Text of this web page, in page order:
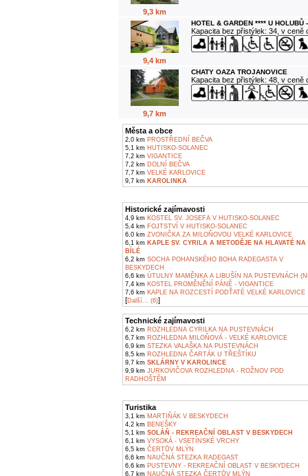
9,3 km
9,4 km
HOTEL & GARDEN **** U HOLUBŮ
Kapacita bez přistýlek: 34, v ceně
9,7 km
CHATY OAZA TROJANOVICE
Kapacita bez přistýlek: 48, v ceně
Města a obce
2,0 km PROSTŘEDNÍ BEČVA
5,1 km HUTISKO-SOLANEC
7,2 km VIGANTICE
7,2 km DOLNÍ BEČVA
7,7 km VELKÉ KARLOVICE
9,7 km KAROLINKA
Historické zajímavosti
4,9 km KOSTEL SV. JOSEFA V HUTISKO-SOLANEC
5,4 km FOJTSTVÍ V HUTISKO-SOLANEC
6,0 km ZVONIČKA ZA MILOŇOVOU VELKÉ KARLOVICE
6,1 km KAPLE SV. CYRILA A METODĚJE NA HLAVATÉ NA
BÍLÉ
6,2 km SOCHA POHANSKÉHO BOHA RADEGASTA V
BESKYDECH
6,6 km ÚTULNY MAMĚNKA A LIBUŠÍN NA PUSTEVNÁCH
7,4 km KOSTEL PROMĚNĚNÍ PÁNĚ - VIGANTICE
7,6 km KAPLE NA ROZCESTÍ PODŤATÉ VELKÉ KARLOVICE
[Další... (6)]
Technické zajímavosti
6,2 km ROZHLEDNA CYRILKA NA PUSTEVNÁCH
6,7 km ROZHLEDNA MILOŇOVÁ - VELKÉ KARLOVICE
6,9 km STEZKA VALAŠKA NA PUSTEVNÁCH
8,5 km ROZHLEDNA ČARTÁK U TŘEŠTÍKU
9,7 km SKLÁRNY V KAROLINCE
9,9 km JURKOVIČOVA ROZHLEDNA - ROŽNOV POD
RADHOŠTĚM
Turistika
3,1 km MARTIŇÁK V BESKYDECH
4,2 km BENEŠKY
5,1 km SOLÁŇ - REKREAČNÍ OBLAST V BESKYDECH
6,1 km VYSOKÁ - VSETÍNSKÉ VRCHY
6,5 km ČERTŮV MLÝN
6,6 km NAUČNÁ STEZKA RADEGAST
6,6 km PUSTEVNY - REKREAČNÍ OBLAST V BESKYDECH
6,7 km NAUČNÁ STEZKA ČERTŮV MLÝN